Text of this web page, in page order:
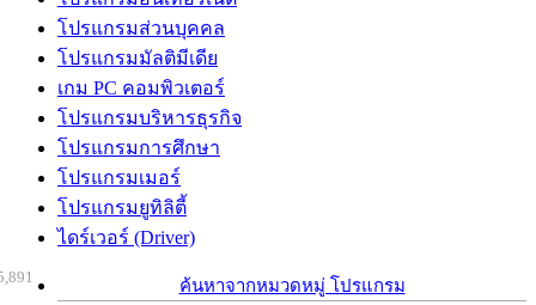
โปรแกรมส่วนบุคคล
โปรแกรมมัลติมีเดีย
เกม PC คอมพิวเตอร์
โปรแกรมบริหารธุรกิจ
โปรแกรมการศึกษา
โปรแกรมเมอร์
โปรแกรมยูทิลิตี้
ไดร์เวอร์ (Driver)
ค้นหาจากหมวดหมู่ โปรแกรม